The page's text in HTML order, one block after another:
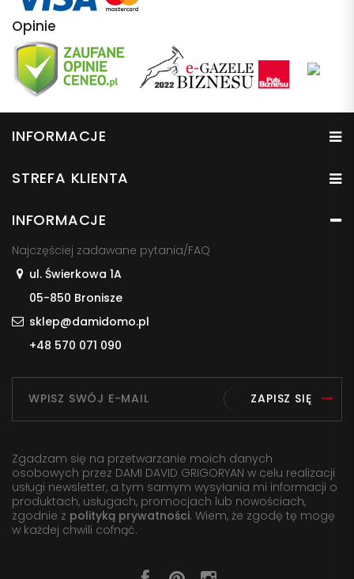
Opinie
INFORMACJE
STREFA KLIENTA
INFORMACJE
Najczęściej zadawane pytania/FAQ
ul. Świerkowa 1A
05-850 Bronisze
sklep@damidomo.pl
+48 570 071 090
ZAPISZ SIĘ
Zgadzam się na przetwarzanie moich danych
osobowych przez DAMI DAVID GRIGORYAN w celu realizacji
usługi newsletter, a tym samym wysyłania mi informacji o
produktach, usługach, promocjach lub nowościach,
zgodnie z polityką prywatności. Wiem, że zgodę tę mogę
w każdej chwili cofnąć.